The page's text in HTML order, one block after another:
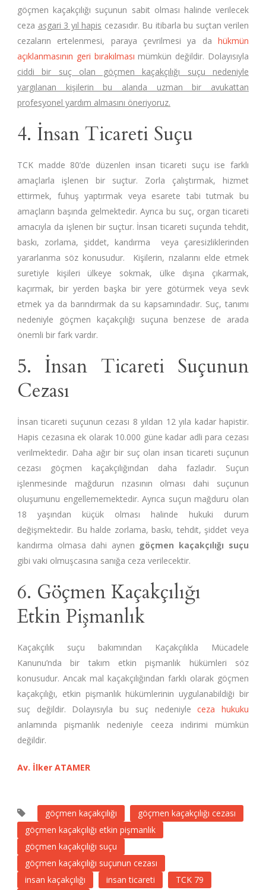
göçmen kaçakçılığı suçunun sabit olması halinde verilecek
ceza asgari 3 yıl hapis cezasıdır. Bu itibarla bu suçtan verilen
cezaların ertelenmesi, paraya çevrilmesi ya da hükmün
açıklanmasının geri bırakılması mümkün değildir. Dolayısıyla
ciddi bir suç olan göçmen kaçakçılığı suçu nedeniyle
yargılanan kişilerin bu alanda uzman bir avukattan
profesyonel yardım almasını öneriyoruz.
4. İnsan Ticareti Suçu
TCK madde 80’de düzenlen insan ticareti suçu ise farklı
amaçlarla işlenen bir suçtur. Zorla çalıştırmak, hizmet
ettirmek, fuhuş yaptırmak veya esarete tabi tutmak bu
amaçların başında gelmektedir. Ayrıca bu suç, organ ticareti
amacıyla da işlenen bir suçtur. İnsan ticareti suçunda tehdit,
baskı, zorlama, şiddet, kandırma veya çaresizliklerinden
yararlanma söz konusudur. Kişilerin, rızalarını elde etmek
suretiyle kişileri ülkeye sokmak, ülke dışına çıkarmak,
kaçırmak, bir yerden başka bir yere götürmek veya sevk
etmek ya da barındırmak da su kapsamındadır. Suç, tanımı
nedeniyle göçmen kaçakçılığı suçuna benzese de arada
önemli bir fark vardır.
5. İnsan Ticareti Suçunun
Cezası
İnsan ticareti suçunun cezası 8 yıldan 12 yıla kadar hapistir.
Hapis cezasına ek olarak 10.000 güne kadar adli para cezası
verilmektedir. Daha ağır bir suç olan insan ticareti suçunun
cezası göçmen kaçakçılığından daha fazladır. Suçun
işlenmesinde mağdurun rızasının olması dahi suçunun
oluşumunu engellememektedir. Ayrıca suçun mağduru olan
18 yaşından küçük olması halinde hukuki durum
değişmektedir. Bu halde zorlama, baskı, tehdit, şiddet veya
kandırma olmasa dahi aynen göçmen kaçakçılığı suçu
gibi vaki olmuşcasına sanığa ceza verilecektir.
6. Göçmen Kaçakçılığı
Etkin Pişmanlık
Kaçakçılık suçu bakımından Kaçakçılıkla Mücadele
Kanunu’nda bir takım etkin pişmanlık hükümleri söz
konusudur. Ancak mal kaçakçılığından farklı olarak göçmen
kaçakçılığı, etkin pişmanlık hükümlerinin uygulanabildiği bir
suç değildir. Dolayısıyla bu suç nedeniyleceza hukuku
anlamında pişmanlık nedeniyle ceeza indirimi mümkün
değildir.
Av. İlker ATAMER
göçmen kaçakçılığı
göçmen kaçakçılığı cezası
göçmen kaçakçılığı etkin pişmanlık
göçmen kaçakçılığı suçu
göçmen kaçakçılığı suçunun cezası
insan kaçakçılığı
insan ticareti
TCK 79